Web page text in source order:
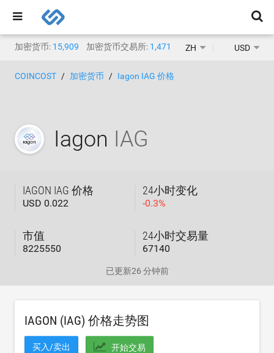
加密货币: 15,909 加密货币交易所: 1,471 ZH USD
COINCOST 加密货币 Iagon IAG 价格
Iagon IAG
IAGON IAG 价格
USD 0.022
24小时变化
-0.3%
市值
8225550
24小时交易量
67140
已更新26 分钟前
IAGON (IAG) 价格走势图
买入/卖出 开始交易